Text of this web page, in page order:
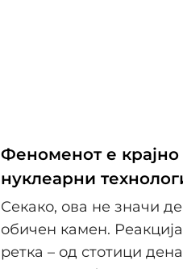
Феноменот е крајно
нуклеарни
Секако, ова не значи
обичен камен.
ретка – од стотици